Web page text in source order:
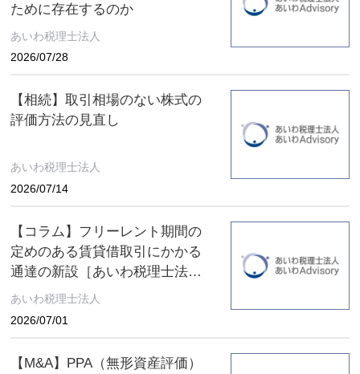
ために存在するのか
あいわ税理士法人
2026/07/28
【相続】取引相場のない株式の
評価方法の見直し
あいわ税理士法人
2026/07/14
【コラム】フリーレント期間の
定めのある賃貸借取引にかかる
通達の新設［あいわ税理士法人
コラム］
あいわ税理士法人
2026/07/01
【M&A】PPA（無形資産評価）